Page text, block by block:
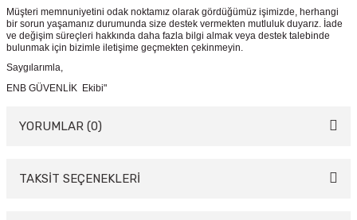
Müşteri memnuniyetini odak noktamız olarak gördüğümüz işimizde, herhangi
bir sorun yaşamanız durumunda size destek vermekten mutluluk duyarız. İade
ve değişim süreçleri hakkında daha fazla bilgi almak veya destek talebinde
bulunmak için bizimle iletişime geçmekten çekinmeyin.
Saygılarımla,
ENB GÜVENLİK Ekibi"
YORUMLAR (0)
Bu ürüne ilk yorumu siz yapın!
TAKSİT SEÇENEKLERİ